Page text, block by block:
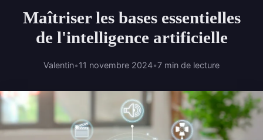
Maîtriser les bases essentielles
de l'intelligence artificielle
Valentin•11 novembre 2024•7 min de lecture